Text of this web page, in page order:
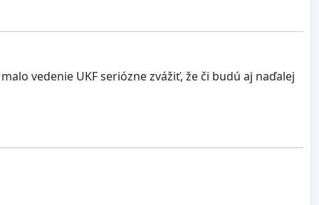
vedenie UKF seriózne zvážiť, že či budú aj naďalej